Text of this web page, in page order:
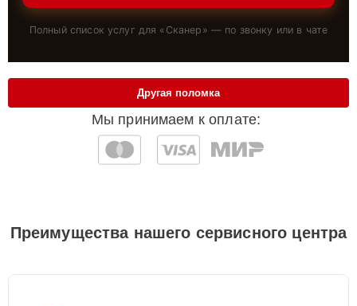
Полный список услуг для « Сканер » — по звонку или в чате
Мы принимаем к оплате:
Другая поломка
Преимущества нашего сервисного центра